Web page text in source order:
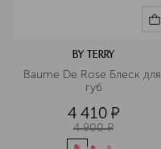
BY TERRY
Baume De Rose Блеск для
губ
4 410 ¤
4 900 ¤